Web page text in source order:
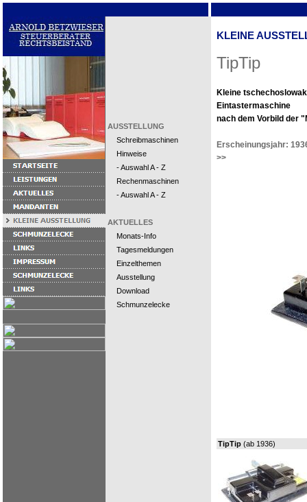
AUSSTELLUNG
Schreibmaschinen
Hinweise
- Auswahl A - Z
Rechenmaschinen
- Auswahl A - Z
AKTUELLES
Monats-Info
Tagesmeldungen
Einzelthemen
Ausstellung
Download
Schmunzelecke
KLEINE
TipTip
Kleine
Eintastermaschine
nach dem Vorbild der
Erscheinungsjahr:
>>
TipTip (ab 1936)